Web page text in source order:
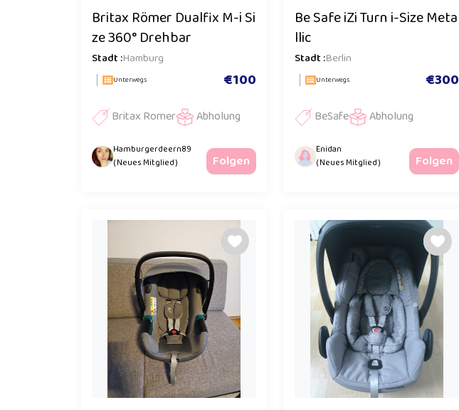
Britax Römer Dualfix M-i Si
ze 360° Drehbar
Stadt :Hamburg
Unterwegs €100
Britax Romer Abholung
Hamburgerdeern89
( Neues Mitglied )
Folgen
Be Safe iZi Turn i-Size Meta
llic
Stadt :Berlin
Unterwegs €300
BeSafe Abholung
Enidan
( Neues Mitglied )
Folgen